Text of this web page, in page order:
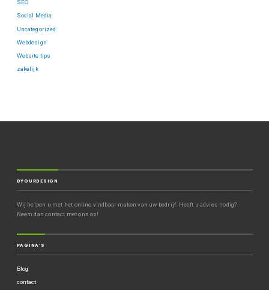
SEO
Social Media
Uncategorized
Webdesign
Website tips
zakelijk
DYOURDESIGN
Wij helpen u met het online vindbaar maken van uw bedrijf. Heeft u advies nodig?
Neem dan contact met ons op!
PAGINA’S
Blog
contact